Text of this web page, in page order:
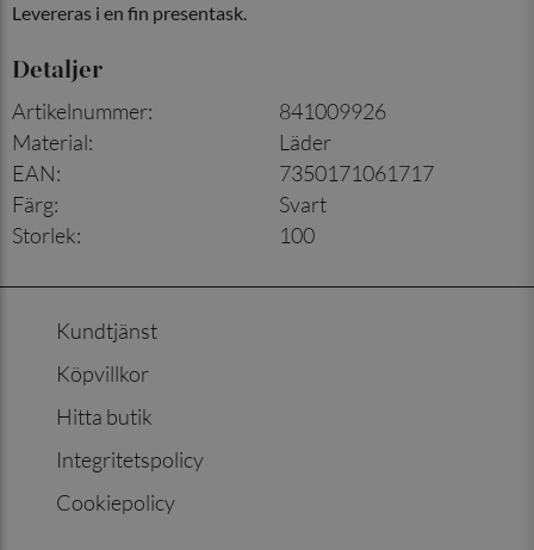
Levereras i en fin presentask.
Detaljer
Artikelnummer:
841009926
Material:
Läder
EAN:
7350171061717
Färg:
Svart
Storlek: 100
Kundtjänst
Köpvillkor
Hitta butik
Integritetspolicy
Cookiepolicy